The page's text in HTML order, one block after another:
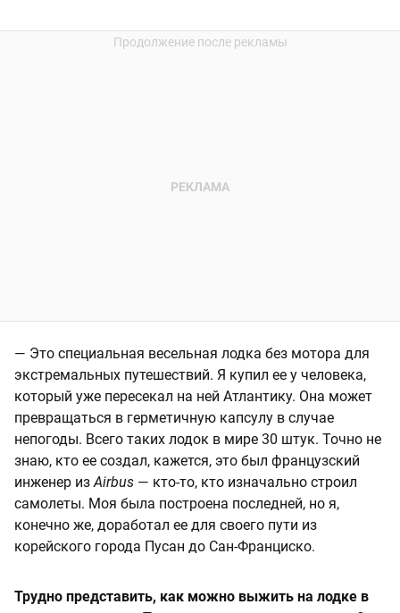
— Это специальная весельная лодка без мотора для
экстремальных путешествий. Я купил ее у человека,
который уже пересекал на ней Атлантику. Она может
превращаться в герметичную капсулу в случае
непогоды. Всего таких лодок в мире 30 штук. Точно не
знаю, кто ее создал, кажется, это был французский
инженер изAirbus — кто-то, кто изначально строил
самолеты. Моя была построена последней, но я,
конечно же, доработал ее для своего пути из
корейского города Пусан до Сан-Франциско.
Трудно представить, как можно выжить на лодке в